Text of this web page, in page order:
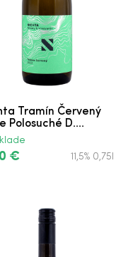
Tramín Červený
Polosuché D....
€ 11,5% 0,75l